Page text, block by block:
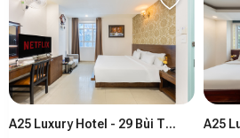
A25 Luxury Hotel - 29 Bùi Thị Xuân